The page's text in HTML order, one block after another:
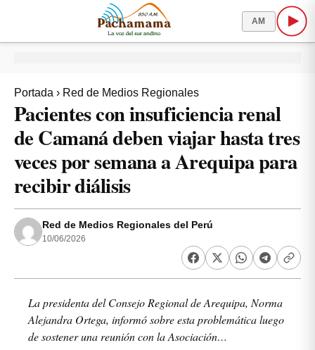
AM
Portada › Red de Medios Regionales
Pacientes con insuficiencia renal
de Camaná deben viajar hasta tres
veces por semana a Arequipa para
recibir diálisis
Red de Medios Regionales del Perú
10/06/2026
La presidenta del Consejo Regional de Arequipa, Norma
Alejandra Ortega, informó sobre esta problemática luego
de sostener una reunión con la Asociación…